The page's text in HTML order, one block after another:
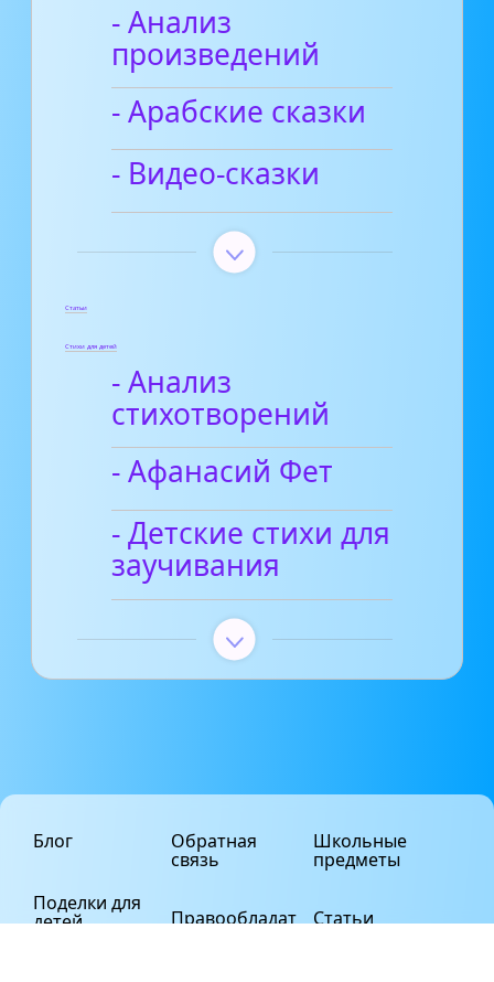
- Анализ
произведений
- Арабские сказки
- Видео-сказки
Статьи
Стихи для детей
- Анализ
стихотворений
- Афанасий Фет
- Детские стихи для
заучивания
Блог
Поделки для
детей
Обратная
связь
Правообладат
Школьные
предметы
Статьи